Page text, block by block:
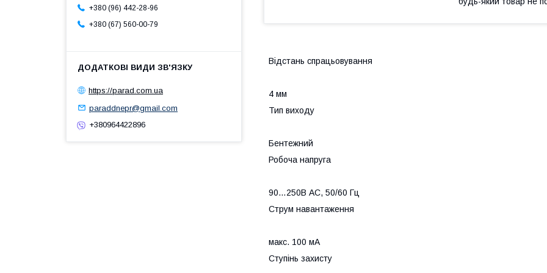
Відстань спрацьовування
4 мм
Тип виходу
Бентежний
Робоча напруга
90…250В AC, 50/60 Гц
Струм навантаження
макс. 100 мА
Ступінь захисту
+380 (96) 442-28-96
+380 (67) 560-00-79
https://parad.com.ua
paraddnepr@gmail.com
+380964422896